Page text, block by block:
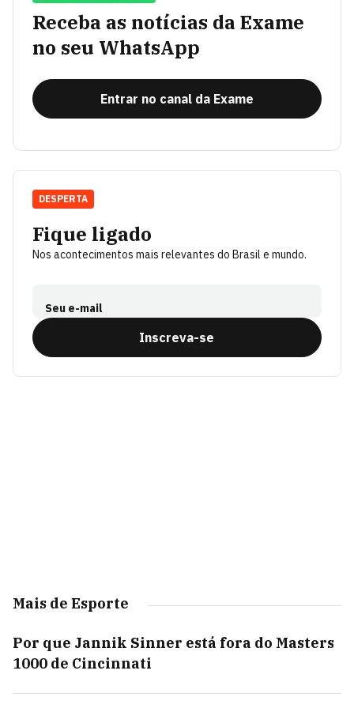
Receba as notícias da Exame
no seu WhatsApp
Entrar no canal da Exame
Fique ligado
Nos acontecimentos mais relevantes do Brasil e mundo.
Seu e-mail
Inscreva-se
DESPERTA
Mais de Esporte
Por que Jannik Sinner está fora do Masters
1000 de Cincinnati